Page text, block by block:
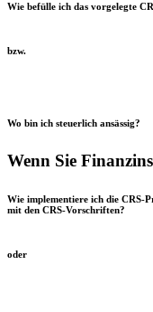
Wie befülle ich das vorgelegte
bzw.
Wo bin ich steuerlich ansässig?
Wenn Sie
Wie implementiere ich die CRS-
mit den CRS-Vorschriften?
oder